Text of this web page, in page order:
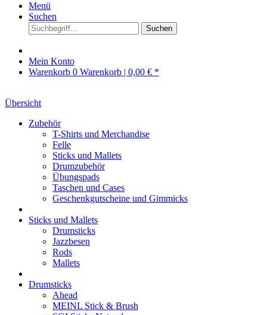
Menü
Suchen
Suchen
Mein Konto
Warenkorb 0 Warenkorb | 0,00 € *
Übersicht
Zubehör
T-Shirts und Merchandise
Felle
Sticks und Mallets
Drumzubehör
Übungspads
Taschen und Cases
Geschenkgutscheine und Gimmicks
Sticks und Mallets
Drumsticks
Jazzbesen
Rods
Mallets
Drumsticks
Ahead
MEINL Stick & Brush